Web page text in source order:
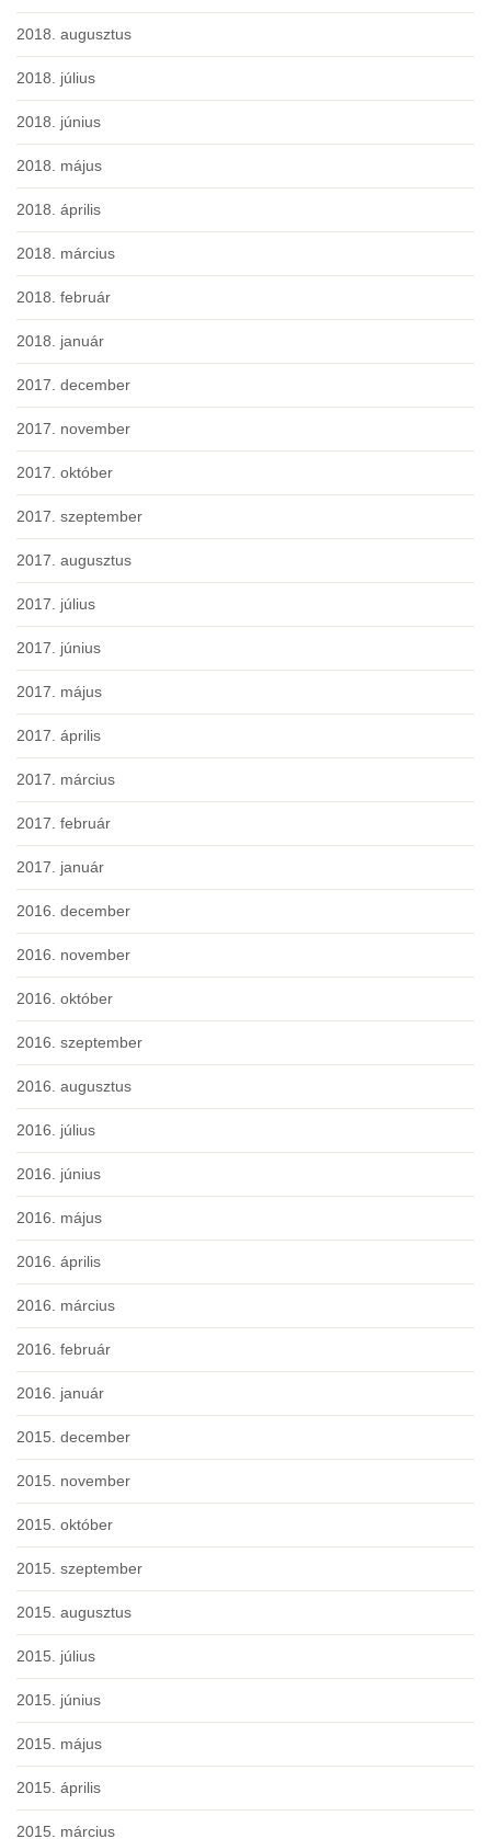
2018. augusztus
2018. július
2018. június
2018. május
2018. április
2018. március
2018. február
2018. január
2017. december
2017. november
2017. október
2017. szeptember
2017. augusztus
2017. július
2017. június
2017. május
2017. április
2017. március
2017. február
2017. január
2016. december
2016. november
2016. október
2016. szeptember
2016. augusztus
2016. július
2016. június
2016. május
2016. április
2016. március
2016. február
2016. január
2015. december
2015. november
2015. október
2015. szeptember
2015. augusztus
2015. július
2015. június
2015. május
2015. április
2015. március